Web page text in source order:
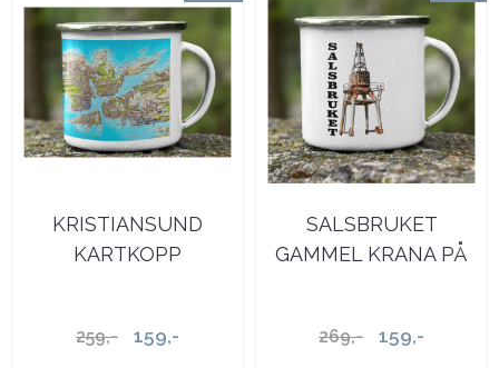
KRISTIANSUND
KARTKOPP
259,- 159,-
SALSBRUKET
GAMMEL KRANA PÅ
269,- 159,-